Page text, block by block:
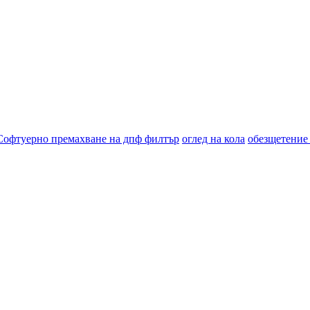
премахване на дпф филтър оглед на кола